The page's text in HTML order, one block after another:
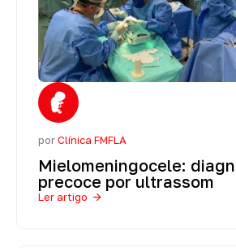
porClínica FMFLA
Mielomeningocele:
precoce por ultrassom
Ler artigo